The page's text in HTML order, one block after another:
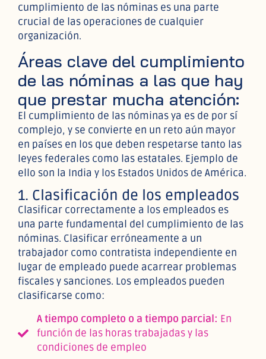
cumplimiento de las nóminas es una parte
crucial de las operaciones de cualquier
organización.
Áreas clave del cumplimiento
de las nóminas a las que hay
que prestar mucha atención:
El cumplimiento de las nóminas ya es de por sí
complejo, y se convierte en un reto aún mayor
en países en los que deben respetarse tanto las
leyes federales como las estatales. Ejemplo de
ello son la India y los Estados Unidos de América.
1. Clasificación de los empleados
Clasificar correctamente a los empleados es
una parte fundamental del cumplimiento de las
nóminas. Clasificar erróneamente a un
trabajador como contratista independiente en
lugar de empleado puede acarrear problemas
fiscales y sanciones. Los empleados pueden
clasificarse como:
A tiempo completo o a tiempo parcial: En
función de las horas trabajadas y las
condiciones de empleo